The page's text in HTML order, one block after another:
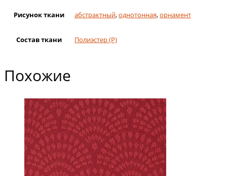
Рисунок ткани абстрактный,однотонная,орнамент
Состав ткани Полиэстер (Р)
Похожие